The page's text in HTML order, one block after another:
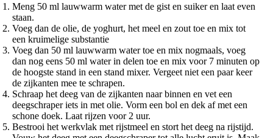
Meng 50 ml lauwwarm water met de gist en suiker en laat even
staan.
Voeg dan de olie, de yoghurt, het meel en zout toe en mix tot
een kruimelige substantie
Voeg dan 50 ml lauwwarm water toe en mix nogmaals, voeg
dan nog eens 50 ml water in delen toe en mix voor 7 minuten op
de hoogste stand in een stand mixer. Vergeet niet een paar keer
de zijkanten mee te schrapen.
Schraap het deeg van de zijkanten naar binnen en vet een
deegschraper iets in met olie. Vorm een bol en dek af met een
schone doek. Laat rijzen voor 2 uur.
Bestrooi het werkvlak met rijstmeel en stort het deeg na rijstijd.